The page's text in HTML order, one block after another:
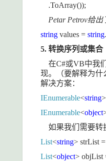
.ToArray());
Petar Petrov给出
string values = string
5. 转换序列或集合
在C#或VB中我
现。（要解释为什
解决方案：
IEnumerable<string
IEnumerable<object
如果我们需要转
List<string> strList
List<object> objList